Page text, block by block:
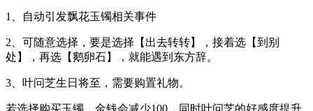
1、自动引发飘花玉镯相关事件
2、可随意选择，要是选择【出去转转】，接着选【到别
处】，再选【鹅卵石】，就能遇到东方辞。
3、叶问芝生日将至，需要购置礼物。